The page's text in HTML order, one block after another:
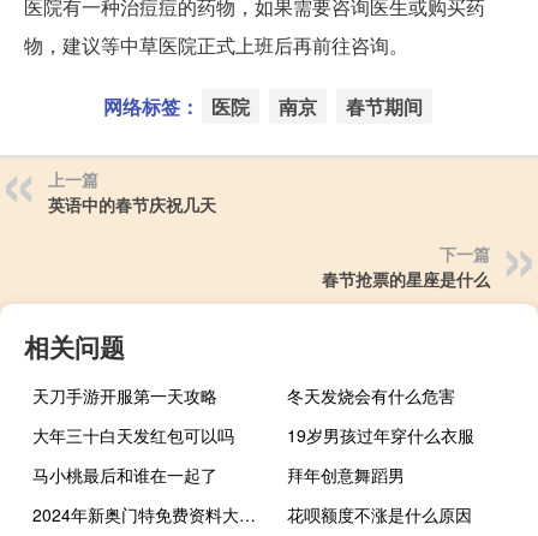
医院有一种治痘痘的药物，如果需要咨询医生或购买药
物，建议等中草医院正式上班后再前往咨询。
网络标签： 医院 南京 春节期间
上一篇
英语中的春节庆祝几天
下一篇
春节抢票的星座是什么
相关问题
天刀手游开服第一天攻略
冬天发烧会有什么危害
大年三十白天发红包可以吗
19岁男孩过年穿什么衣服
马小桃最后和谁在一起了
拜年创意舞蹈男
2024年新奥门特免费资料大全_智能AI深度解析_AI助手版g12.64.952
花呗额度不涨是什么原因